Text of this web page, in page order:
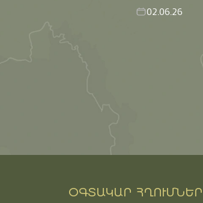
02.06.26
ՕԳՏԱԿԱՐ ՀՂՈՒՄՆԵՐ